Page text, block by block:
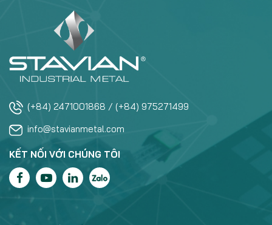
(+84) 2471001868 / (+84) 975271499
info@stavianmetal.com
KẾT NỐI VỚI CHÚNG TÔI